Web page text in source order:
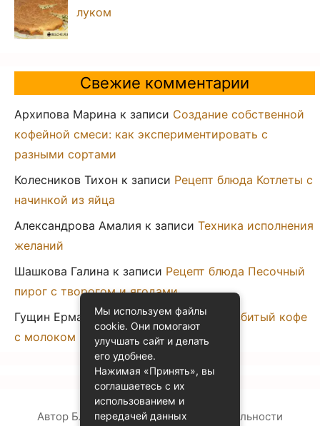
луком
Свежие комментарии
Архипова Марина к записи Создание собственной
кофейной смеси: как экспериментировать с
разными сортами
Колесников Тихон к записи Рецепт блюда Котлеты с
начинкой из яйца
Александрова Амалия к записи Техника исполнения
желаний
Шашкова Галина к записи Рецепт блюда Песочный
пирог с творогом и ягодами
Гущин Ермак
к записиРецепт блюда Взбитый кофе
с молоком
Автор Блога Политика конфиденциальности
Мы используем файлы
cookie. Они помогают
улучшать сайт и делать
его удобнее.
Нажимая «Принять», вы
соглашаетесь с их
использованием и
передачей данных